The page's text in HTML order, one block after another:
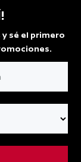
sé el primero